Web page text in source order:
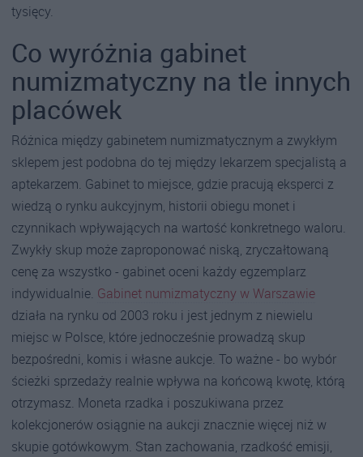
tysięcy.
Co wyróżnia gabinet
numizmatyczny na tle innych
placówek
Różnica między gabinetem numizmatycznym a zwykłym
sklepem jest podobna do tej między lekarzem specjalistą a
aptekarzem. Gabinet to miejsce, gdzie pracują eksperci z
wiedzą o rynku aukcyjnym, historii obiegu monet i
czynnikach wpływających na wartość konkretnego waloru.
Zwykły skup może zaproponować niską, zryczałtowaną
cenę za wszystko - gabinet oceni każdy egzemplarz
indywidualnie. Gabinet numizmatyczny w Warszawie
działa na rynku od 2003 roku i jest jednym z niewielu
miejsc w Polsce, które jednocześnie prowadzą skup
bezpośredni, komis i własne aukcje. To ważne - bo wybór
ścieżki sprzedaży realnie wpływa na końcową kwotę, którą
otrzymasz. Moneta rzadka i poszukiwana przez
kolekcjonerów osiągnie na aukcji znacznie więcej niż w
skupie gotówkowym. Stan zachowania, rzadkość emisji,